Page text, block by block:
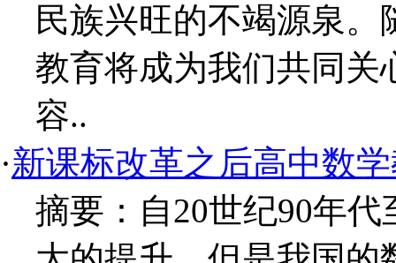
民族兴旺的不竭源泉
教育将成为我们共同关
容..
·新课标改革之后高中数
摘要：自20世纪90年